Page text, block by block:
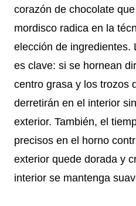
corazón de chocolate
mordisco radica en la
elección de ingredientes.
es clave: si se hornean
centro grasa y los trozos
derretirán en el interior
exterior. También, el
precisos en el horno
exterior quede dorada y
interior se mantenga